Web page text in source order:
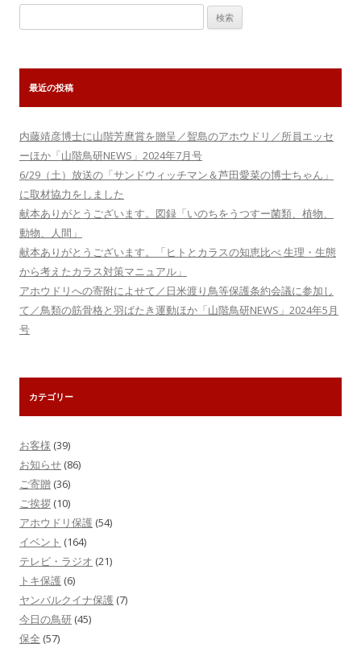
ン
索:
最近の投稿
内藤靖彦博士に山階芳麿賞を贈呈／聟島のアホウドリ／所員エッセ
ーほか「山階鳥研NEWS」2024年7月号
6/29（土）放送の「サンドウィッチマン＆芦田愛菜の博士ちゃん」
に取材協力をしました
献本ありがとうございます。図録「いのちをうつすー菌類、植物、
動物、人間」
献本ありがとうございます。「ヒトとカラスの知恵比べ 生理・生態
から考えたカラス対策マニュアル」
アホウドリへの寄附によせて／日米渡り鳥等保護条約会議に参加し
て／鳥類の筋骨格と羽ばたき運動ほか「山階鳥研NEWS」2024年5月
号
カテゴリー
お客様 (39)
お知らせ (86)
ご寄贈 (36)
ご挨拶 (10)
アホウドリ保護 (54)
イベント (164)
テレビ・ラジオ (21)
トキ保護 (6)
ヤンバルクイナ保護 (7)
今日の鳥研 (45)
保全 (57)